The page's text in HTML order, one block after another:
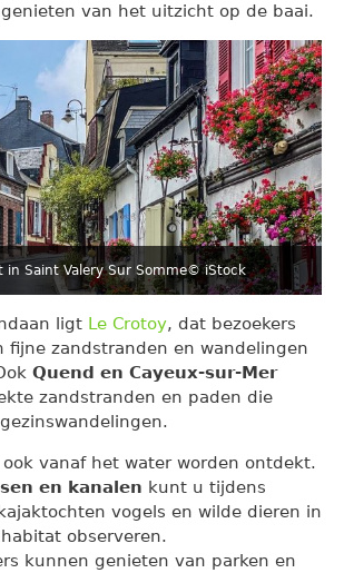
van het uitzicht op de baai.
in Saint Valery Sur Somme© iStock
ligt Le Crotoy, dat bezoekers
fijne zandstranden en wandelingen
Quend en Cayeux-sur-Mer
zandstranden en paden die
ook vanaf het water worden ontdekt.
en kanalen kunt u tijdens
vogels en wilde dieren in
observeren.
kunnen genieten van parken en